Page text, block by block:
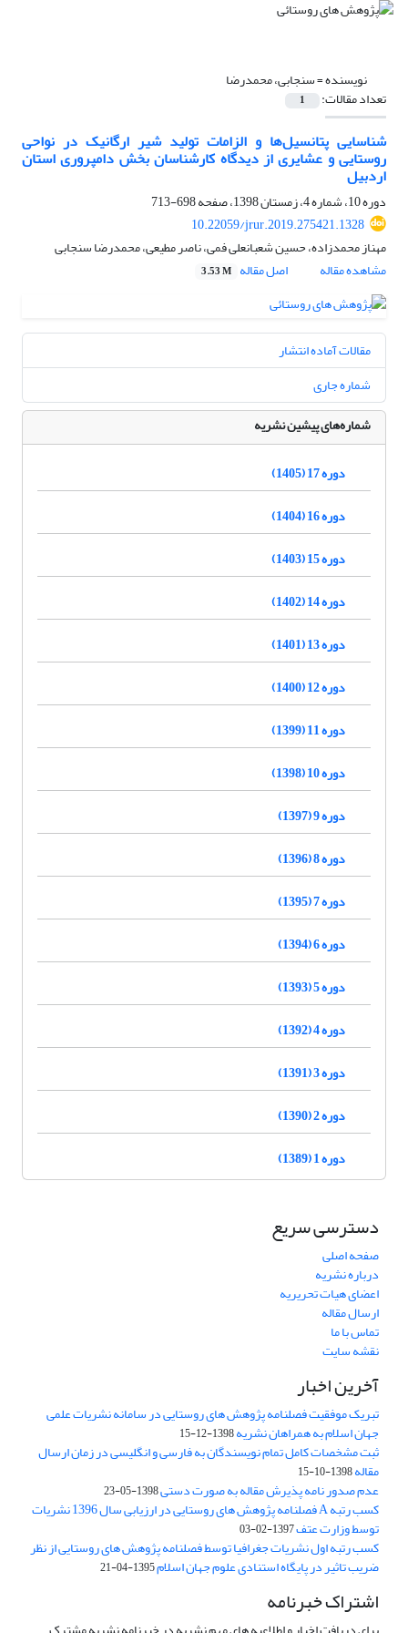
نویسنده =سنجابی، محمدرضا
تعداد مقالات: 1
شناسایی پتانسیل‌ها و الزامات تولید شیر ارگانیک در نواحی
روستایی و عشایری از دیدگاه کارشناسان بخش دامپروری استان
اردبیل
دوره 10، شماره 4، زمستان 1398، صفحه
698-713
10.22059/jrur.2019.275421.1328
مهناز محمدزاده، حسین شعبانعلی فمی، ناصر مطیعی، محمدرضا سنجابی
مشاهده مقاله
اصل مقاله 3.53 M
مقالات آماده انتشار
شماره جاری
شماره‌های پیشین نشریه
دوره 17 (1405)
دوره 16 (1404)
دوره 15 (1403)
دوره 14 (1402)
دوره 13 (1401)
دوره 12 (1400)
دوره 11 (1399)
دوره 10 (1398)
دوره 9 (1397)
دوره 8 (1396)
دوره 7 (1395)
دوره 6 (1394)
دوره 5 (1393)
دوره 4 (1392)
دوره 3 (1391)
دوره 2 (1390)
دوره 1 (1389)
دسترسی سریع
صفحه اصلی
درباره نشریه
اعضای هیات تحریریه
ارسال مقاله
تماس با ما
نقشه سایت
آخرین اخبار
تبریک موفقیت فصلنامه پژوهش های روستایی در سامانه نشریات علمی
جهان اسلام به همراهان نشریه1398-12-15
ثبت مشخصات کامل تمام نویسندگان به فارسی و انگلیسی در زمان ارسال
مقاله1398-10-15
عدم صدور نامه پذیرش مقاله به صورت دستی1398-05-23
کسب رتبه A فصلنامه پژوهش های روستایی در ارزیابی سال 1396 نشریات
توسط وزارت عتف1397-02-03
کسب رتبه اول نشریات جغرافیا توسط فصلنامه پژوهش های روستایی از نظر
ضریب تاثیر در پایگاه استنادی علوم جهان اسلام1395-04-21
اشتراک خبرنامه